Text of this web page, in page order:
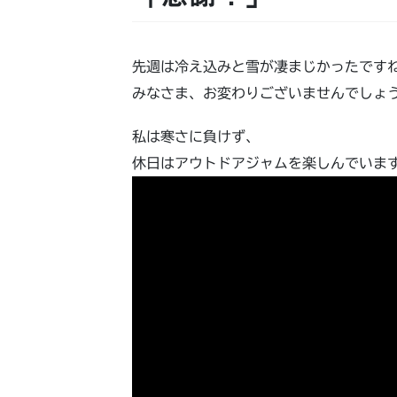
先週は冷え込みと雪が凄まじかったです
みなさま、お変わりございませんでしょ
私は寒さに負けず、
休日はアウトドアジャムを楽しんでいま